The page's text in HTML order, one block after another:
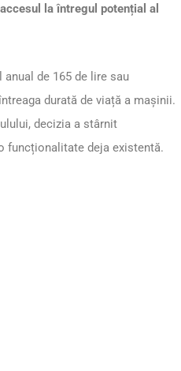
la întregul potențial al
de 165 de lire sau
durată de viață a mașinii.
decizia a stârnit
funcționalitate deja existentă.